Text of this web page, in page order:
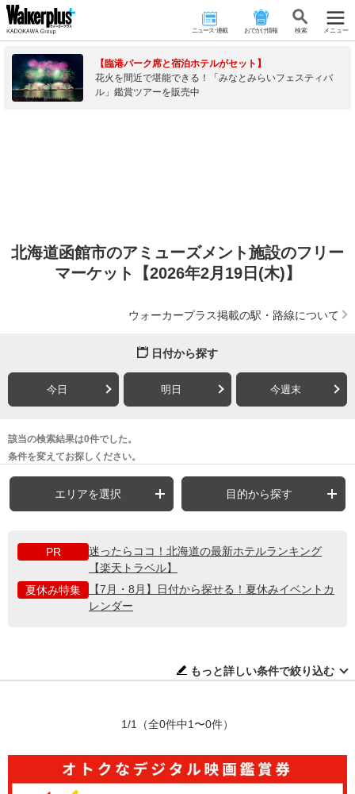
ニュース･連載 おでかけ情報 検 索 メニュー
【臨港パーク席と宿泊ホテルがセット】
花火を間近で堪能できる！「みなとみらいフェスティバ
ル」鑑賞ツアーを販売中
北海道函館市のアミューズメント施設のフリー
マーケット【2026年2月19日(木)】
ウォーカープラス掲載の駅・路線について
日付から探す
今日 明日 今週末
該当の検索結果は0件でした。
条件を変えてお探しください。
エリアを選択 目的から探す
PR
迷ったらココ！北海道の最新ホテルランキング
【楽天トラベル】
夏休み特集
【7月・8月】日付から探せる！夏休みイベントカ
レンダー
もっと詳しい条件で絞り込む
1/1 （全0件中1〜0件）